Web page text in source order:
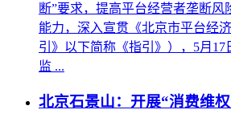
断”要求，提高平台经营者垄断风
能力，深入宣贯《北京市平台经
引》以下简称《指引》），5月17
监 ...
北京石景山：开展“消费维